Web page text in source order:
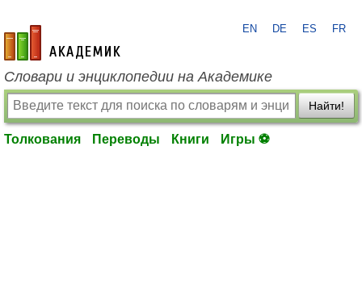
academic.ru
EN DE ES FR
Словари и энциклопедии на Академике
Найти!
Толкования Переводы Книги Игры ⚽